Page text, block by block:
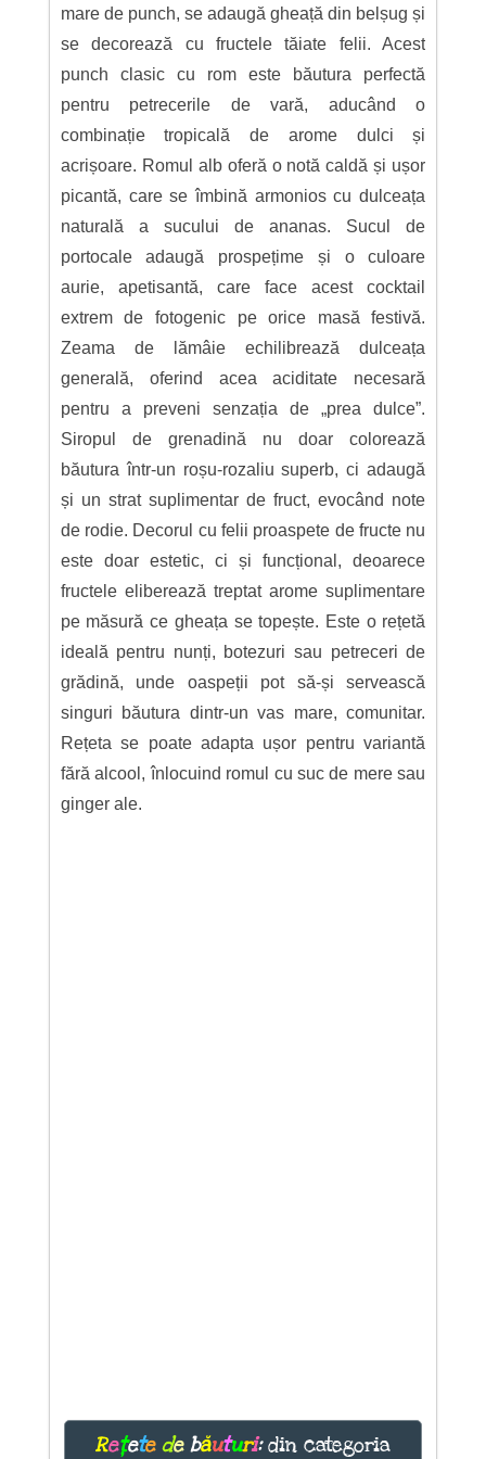
mare de punch, se adaugă gheață din belșug și
se decorează cu fructele tăiate felii. Acest
punch clasic cu rom este băutura perfectă
pentru petrecerile de vară, aducând o
combinație tropicală de arome dulci și
acrișoare. Romul alb oferă o notă caldă și ușor
picantă, care se îmbină armonios cu dulceața
naturală a sucului de ananas. Sucul de
portocale adaugă prospețime și o culoare
aurie, apetisantă, care face acest cocktail
extrem de fotogenic pe orice masă festivă.
Zeama de lămâie echilibrează dulceața
generală, oferind acea aciditate necesară
pentru a preveni senzația de „prea dulce”.
Siropul de grenadină nu doar colorează
băutura într-un roșu-rozaliu superb, ci adaugă
și un strat suplimentar de fruct, evocând note
de rodie. Decorul cu felii proaspete de fructe nu
este doar estetic, ci și funcțional, deoarece
fructele eliberează treptat arome suplimentare
pe măsură ce gheața se topește. Este o rețetă
ideală pentru nunți, botezuri sau petreceri de
grădină, unde oaspeții pot să-și servească
singuri băutura dintr-un vas mare, comunitar.
Rețeta se poate adapta ușor pentru variantă
fără alcool, înlocuind romul cu suc de mere sau
ginger ale.
Rețete de băuturi:din categoria